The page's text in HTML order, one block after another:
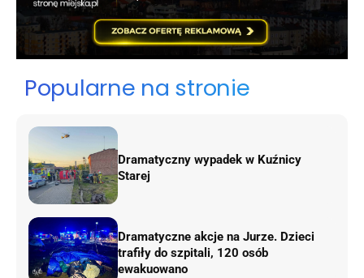
Popularne na stronie
Dramatyczny wypadek w Kuźnicy
Starej
Dramatyczne akcje na Jurze. Dzieci
trafiły do szpitali, 120 osób
ewakuowano